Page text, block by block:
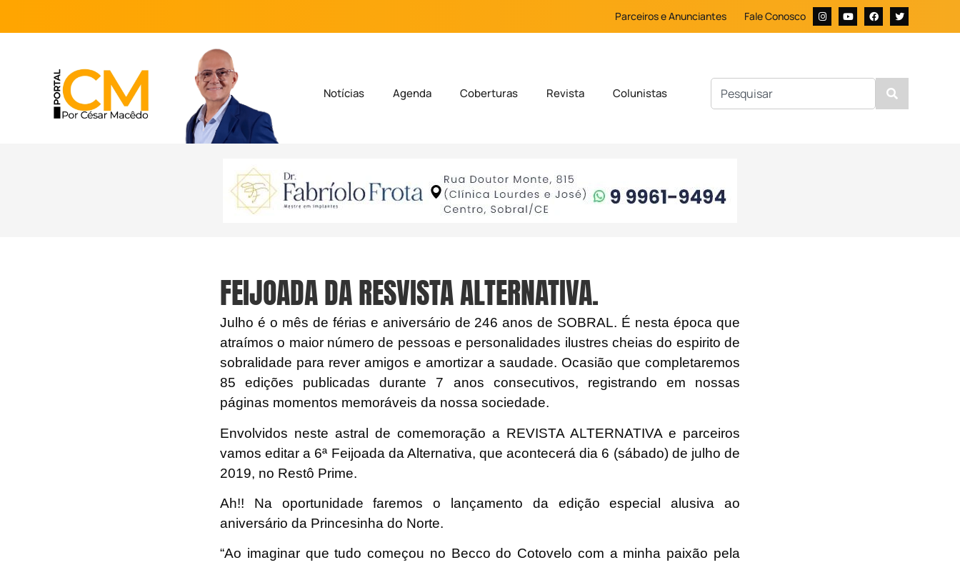
Parceiros e Anunciantes Fale Conosco
Notícias Agenda Coberturas Revista Colunistas
FEIJOADA DA RESVISTA ALTERNATIVA.
Julho é o mês de férias e aniversário de 246 anos de SOBRAL. É nesta época que
atraímos o maior número de pessoas e personalidades ilustres cheias do espirito de
sobralidade para rever amigos e amortizar a saudade. Ocasião que completaremos
85 edições publicadas durante 7 anos consecutivos, registrando em nossas
páginas momentos memoráveis da nossa sociedade.
Envolvidos neste astral de comemoração a REVISTA ALTERNATIVA e parceiros
vamos editar a 6ª Feijoada da Alternativa, que acontecerá dia 6 (sábado) de julho de
2019, no Restô Prime.
Ah!! Na oportunidade faremos o lançamento da edição especial alusiva ao
aniversário da Princesinha do Norte.
“Ao imaginar que tudo começou no Becco do Cotovelo com a minha paixão pela